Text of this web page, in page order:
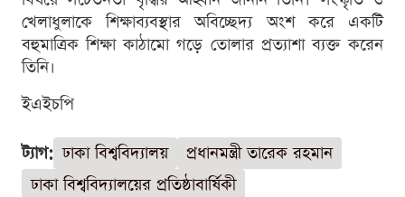
খেলাধুলাকে শিক্ষাব্যবস্থার অবিচ্ছেদ্য অংশ করে একটি
বহুমাত্রিক শিক্ষা কাঠামো গড়ে তোলার প্রত্যাশা ব্যক্ত করেন
তিনি।
ইএইচপি
ট্যাগ: ঢাকা বিশ্ববিদ্যালয়
প্রধানমন্ত্রী তারেক রহমান
ঢাকা বিশ্ববিদ্যালয়ের প্রতিষ্ঠাবার্ষিকী